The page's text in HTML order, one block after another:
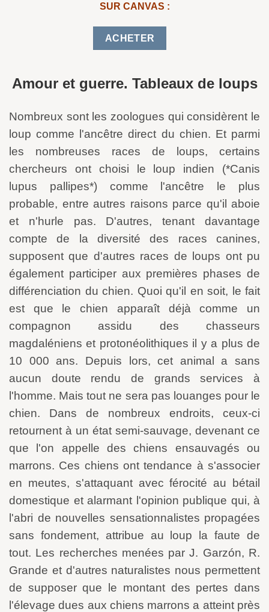
SUR CANVAS :
ACHETER
Amour et guerre. Tableaux de loups
Nombreux sont les zoologues qui considèrent le
loup comme l'ancêtre direct du chien. Et parmi
les nombreuses races de loups, certains
chercheurs ont choisi le loup indien (*Canis
lupus pallipes*) comme l'ancêtre le plus
probable, entre autres raisons parce qu'il aboie
et n'hurle pas. D'autres, tenant davantage
compte de la diversité des races canines,
supposent que d'autres races de loups ont pu
également participer aux premières phases de
différenciation du chien. Quoi qu'il en soit, le fait
est que le chien apparaît déjà comme un
compagnon assidu des chasseurs
magdaléniens et protonéolithiques il y a plus de
10 000 ans. Depuis lors, cet animal a sans
aucun doute rendu de grands services à
l'homme. Mais tout ne sera pas louanges pour le
chien. Dans de nombreux endroits, ceux-ci
retournent à un état semi-sauvage, devenant ce
que l'on appelle des chiens ensauvagés ou
marrons. Ces chiens ont tendance à s'associer
en meutes, s'attaquant avec férocité au bétail
domestique et alarmant l'opinion publique qui, à
l'abri de nouvelles sensationnalistes propagées
sans fondement, attribue au loup la faute de
tout. Les recherches menées par J. Garzón, R.
Grande et d'autres naturalistes nous permettent
de supposer que le montant des pertes dans
l'élevage dues aux chiens marrons a atteint près